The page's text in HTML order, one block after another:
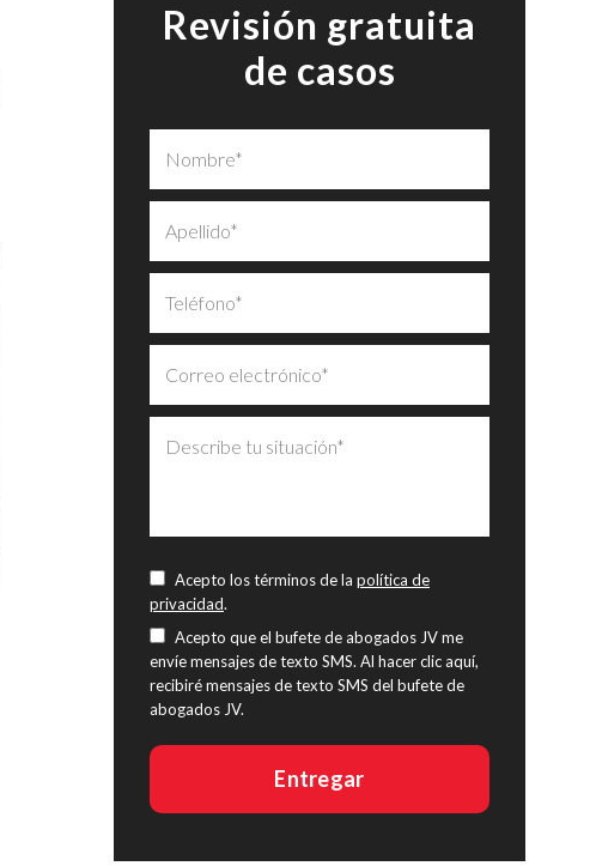
Revisión gratuita
de casos
Acepto los términos de la política de
privacidad.
Acepto que el bufete de abogados JV me
envíe mensajes de texto SMS. Al hacer clic aquí,
recibiré mensajes de texto SMS del bufete de
abogados JV.